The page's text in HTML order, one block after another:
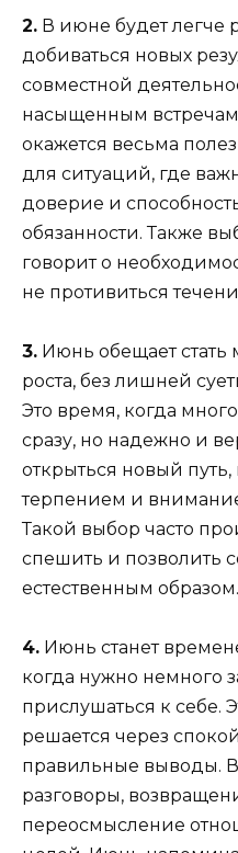
2. В июне будет легче
добиваться новых
совместной
насыщенным
окажется весьма
для ситуаций, где
доверие и
обязанности. Также
говорит о
не противиться
3. Июнь обещает
роста, без лишней
Это время, когда
сразу, но надежно и
открыться новый
терпением и
Такой выбор часто
спешить и позволить
естественным образом.
4. Июнь станет
когда нужно немного
прислушаться к себе.
решается через
правильные выводы.
разговоры,
переосмысление